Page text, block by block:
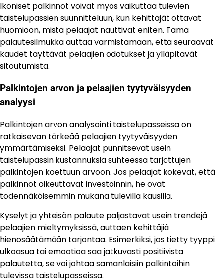
Ikoniset palkinnot voivat myös vaikuttaa tulevien
taistelupassien suunnitteluun, kun kehittäjät ottavat
huomioon, mistä pelaajat nauttivat eniten. Tämä
palautesilmukka auttaa varmistamaan, että seuraavat
kaudet täyttävät pelaajien odotukset ja ylläpitävät
sitoutumista.
Palkintojen arvon ja pelaajien tyytyväisyyden
analyysi
Palkintojen arvon analysointi taistelupasseissa on
ratkaisevan tärkeää pelaajien tyytyväisyyden
ymmärtämiseksi. Pelaajat punnitsevat usein
taistelupassin kustannuksia suhteessa tarjottujen
palkintojen koettuun arvoon. Jos pelaajat kokevat, että
palkinnot oikeuttavat investoinnin, he ovat
todennäköisemmin mukana tulevilla kausilla.
Kyselyt jayhteisön palaute paljastavat usein trendejä
pelaajien mieltymyksissä, auttaen kehittäjiä
hienosäätämään tarjontaa. Esimerkiksi, jos tietty tyyppi
ulkoasua tai emootioa saa jatkuvasti positiivista
palautetta, se voi johtaa samanlaisiin palkintoihin
tulevissa taistelupasseissa.